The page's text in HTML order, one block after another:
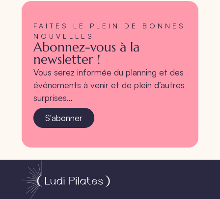
FAITES LE PLEIN DE BONNES
NOUVELLES
Abonnez-vous à la
newsletter !
Vous serez informée du planning et des
événements à venir et de plein d’autres
surprises…
S'abonner